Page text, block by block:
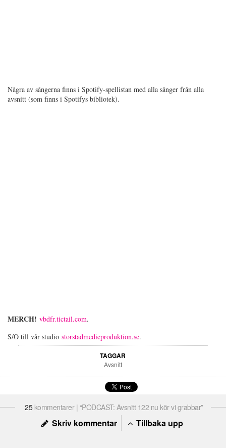
Några av sångerna finns i Spotify-spellistan med alla sånger från alla
avsnitt (som finns i Spotifys bibliotek).
MERCH! vbdfr.tictail.com.
S/O till vår studio storstadmedieproduktion.se.
TAGGAR
Avsnitt
25kommentarer | “PODCAST: Avsnitt 122 nu kör vi grabbar”
Skriv kommentar Tillbaka upp